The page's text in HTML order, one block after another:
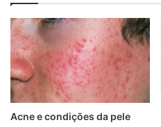
Acne e condições da pele